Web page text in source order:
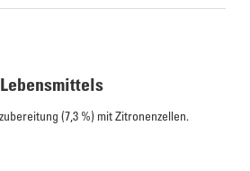
(7,3 %) mit Zitronenzellen.